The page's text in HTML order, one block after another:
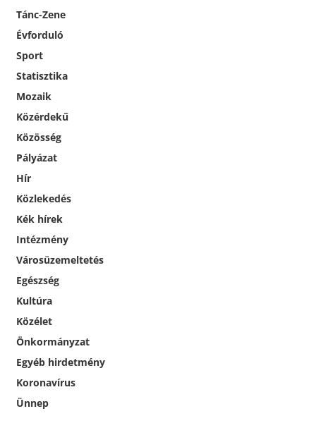
Tánc-Zene
Évforduló
Sport
Statisztika
Mozaik
Közérdekű
Közösség
Pályázat
Hír
Közlekedés
Kék hírek
Intézmény
Városüzemeltetés
Egészség
Kultúra
Közélet
Önkormányzat
Egyéb hirdetmény
Koronavírus
Ünnep